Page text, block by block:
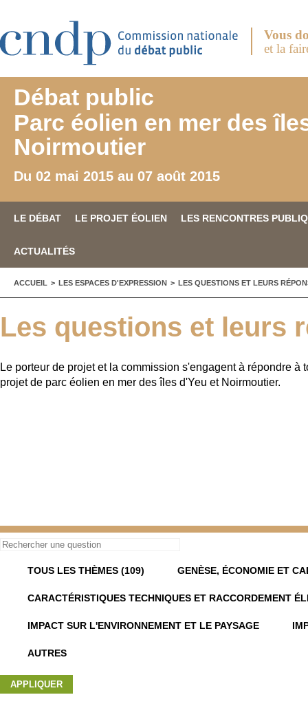
Vous
et la
Débat public
Parc éolien en mer des
Noirmoutier
Du 02 mai 2015 au 07 août 2015
LE DÉBAT LE PROJET ÉOLIEN LES RENCONTRES
ACTUALITÉS
VOUS ÊTES ICI
ACCUEIL > LES ESPACES D'EXPRESSION > LES QUESTIONS ET LEURS
Les questions et leurs
Le porteur de projet et la commission s'engagent à répondre à
projet de parc éolien en mer des îles d'Yeu et Noirmoutier.
TOUS LES THÈMES (109) GENÈSE, ÉCONOMIE ET
CARACTÉRISTIQUES TECHNIQUES ET RACCORDEMENT
IMPACT SUR L'ENVIRONNEMENT ET LE PAYSAGE
AUTRES